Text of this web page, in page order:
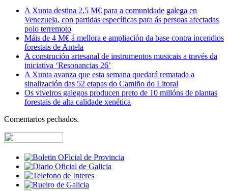
A Xunta destina 2,5 M€ para a comunidade galega en
Venezuela, con partidas específicas para ás persoas afectadas
polo terremoto
Máis de 4 M€ á mellora e ampliación da base contra incendios
forestais de Antela
A construción artesanal de instrumentos musicais a través da
iniciativa ‘Resonancias 26’
A Xunta avanza que esta semana quedará rematada a
sinalización das 52 etapas do Camiño do Litoral
Os viveiros galegos producen preto de 10 millóns de plantas
forestais de alta calidade xenética
Comentarios pechados.